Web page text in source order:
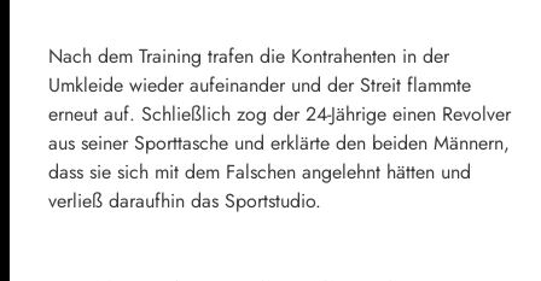
Nach dem Training trafen die Kontrahenten in der
Umkleide wieder aufeinander und der Streit flammte
erneut auf. Schließlich zog der 24-Jährige einen Revolver
aus seiner Sporttasche und erklärte den beiden Männern,
dass sie sich mit dem Falschen angelehnt hätten und
verließ daraufhin das Sportstudio.